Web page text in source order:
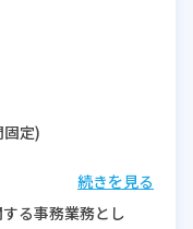
定)
続きを見る
る事務業務とし